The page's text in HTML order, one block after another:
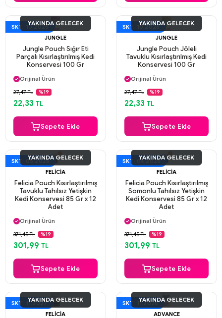
SKT: 10.2026
YAKINDA GELECEK
JUNGLE
Jungle Pouch Sığır Eti
Parçalı Kısırlaştırılmış Kedi
Konservesi 100 Gr
Aynı Gün Kargo
Orijinal Ürün
Güvenli Ödeme
Aynı Gün Kargo
27,47 TL %19
22,33 TL
Sepete Ekle
SKT: 10.2026
YAKINDA GELECEK
JUNGLE
Jungle Pouch Jöleli
Tavuklu Kısırlaştırılmış Kedi
Konservesi 100 Gr
Aynı Gün Kargo
Orijinal Ürün
Güvenli Ödeme
Aynı Gün Kargo
27,47 TL %19
22,33 TL
Sepete Ekle
SKT: 05.2026
YAKINDA GELECEK
FELICIA
Felicia Pouch Kısırlaştırılmış
Tavuklu Tahılsız Yetişkin
Kedi Konservesi 85 Gr x 12
Adet
Aynı Gün Kargo
Orijinal Ürün
Güvenli Ödeme
Aynı Gün Kargo
371,45 TL %19
301,99 TL
Sepete Ekle
SKT: 04.2026
YAKINDA GELECEK
FELICIA
Felicia Pouch Kısırlaştırılmış
Somonlu Tahılsız Yetişkin
Kedi Konservesi 85 Gr x 12
Adet
Aynı Gün Kargo
Orijinal Ürün
Güvenli Ödeme
Aynı Gün Kargo
371,45 TL %19
301,99 TL
Sepete Ekle
SKT: 11.2027
YAKINDA GELECEK
FELICIA
SKT: 11.2026
YAKINDA GELECEK
ADVANCE